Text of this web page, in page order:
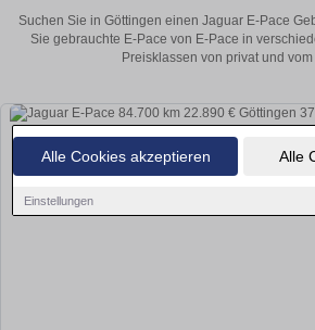
Alle Cookies akzeptieren Alle
Einstellungen
Suchen Sie in Göttingen einen Jaguar E-Pace
Sie gebrauchte E-Pace von E-Pace in
Preisklassen von privat und